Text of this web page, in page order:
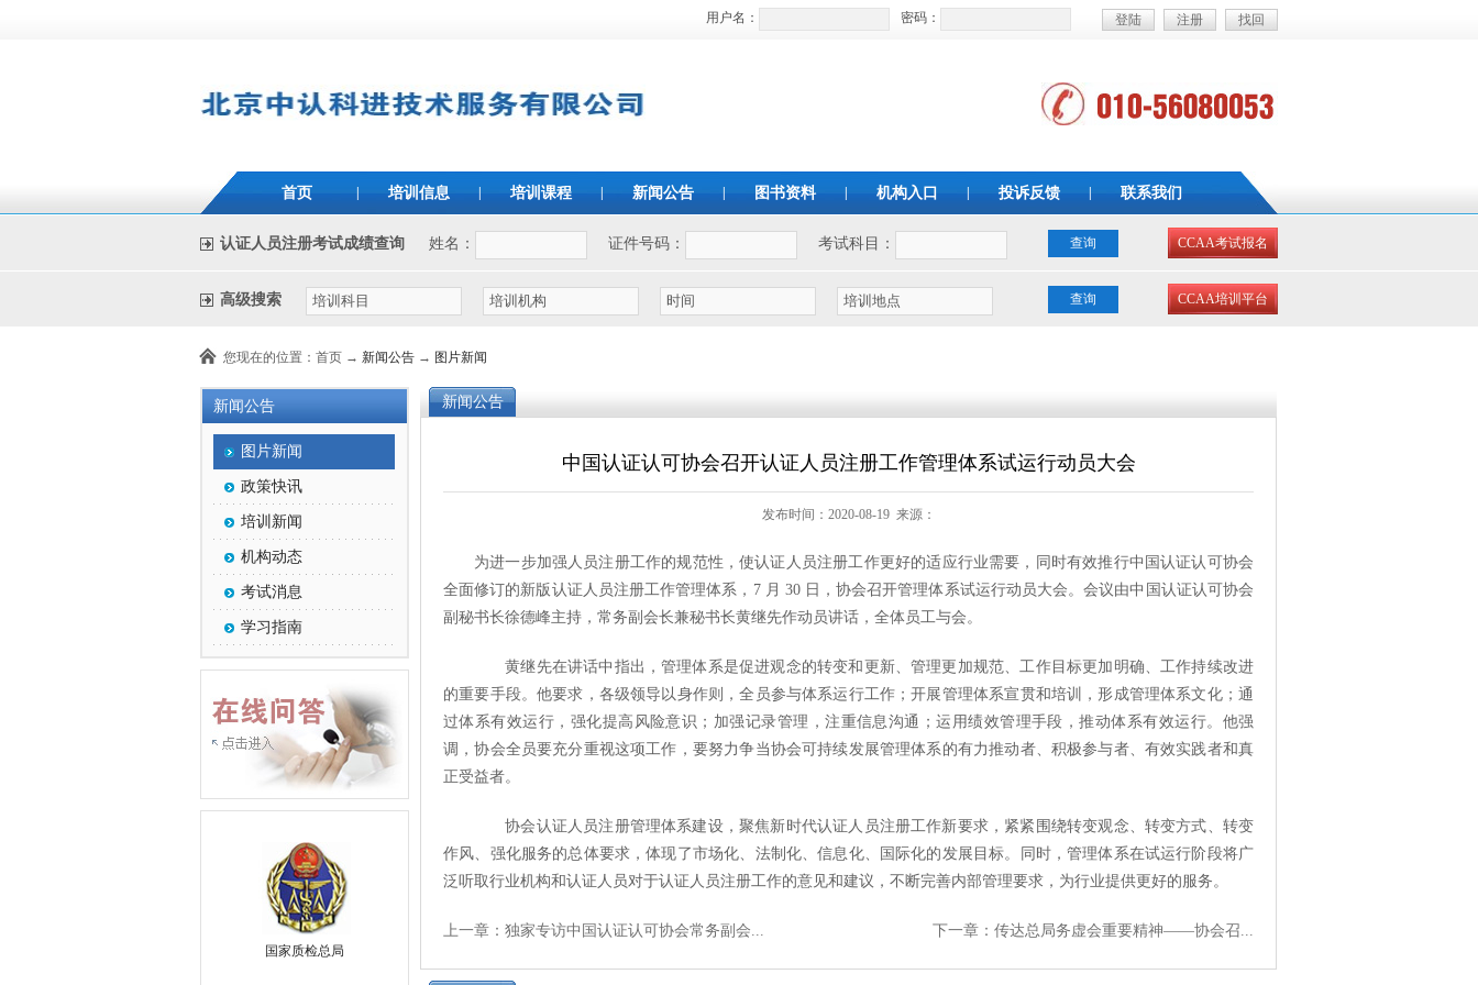
找回
注册
登陆
用户名： 密码：
首页 培训信息 培训课程 新闻公告 图书资料 机构入口 投诉反馈 联系我们
CCAA考试报名
查询
认证人员注册考试成绩查询 姓名： 证件号码： 考试科目：
CCAA培训平台
查询
高级搜索
您现在的位置：首页 → 新闻公告 → 图片新闻
新闻公告
图片新闻
政策快讯
培训新闻
机构动态
考试消息
学习指南
国家质检总局
新闻公告
中国认证认可协会召开认证人员注册工作管理体系试运行动员大会
发布时间：2020-08-19 来源：
为进一步加强人员注册工作的规范性，使认证人员注册工作更好的适应行业需要，同时有效推行中国认证认可协会
全面修订的新版认证人员注册工作管理体系，7 月 30 日，协会召开管理体系试运行动员大会。会议由中国认证认可协会
副秘书长徐德峰主持，常务副会长兼秘书长黄继先作动员讲话，全体员工与会。
黄继先在讲话中指出，管理体系是促进观念的转变和更新、管理更加规范、工作目标更加明确、工作持续改进
的重要手段。他要求，各级领导以身作则，全员参与体系运行工作；开展管理体系宣贯和培训，形成管理体系文化；通
过体系有效运行，强化提高风险意识；加强记录管理，注重信息沟通；运用绩效管理手段，推动体系有效运行。他强
调，协会全员要充分重视这项工作，要努力争当协会可持续发展管理体系的有力推动者、积极参与者、有效实践者和真
正受益者。
协会认证人员注册管理体系建设，聚焦新时代认证人员注册工作新要求，紧紧围绕转变观念、转变方式、转变
作风、强化服务的总体要求，体现了市场化、法制化、信息化、国际化的发展目标。同时，管理体系在试运行阶段将广
泛听取行业机构和认证人员对于认证人员注册工作的意见和建议，不断完善内部管理要求，为行业提供更好的服务。
下一章：传达总局务虚会重要精神——协会召...
上一章：独家专访中国认证认可协会常务副会...